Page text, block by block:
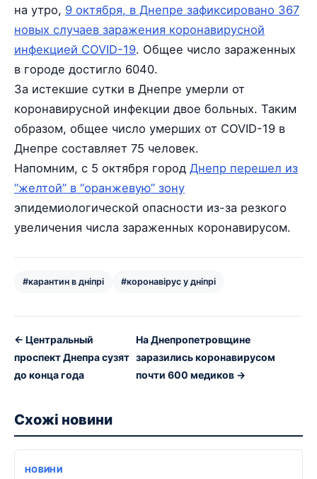
на утро, 9 октября, в Днепре зафиксировано 367
новых случаев заражения коронавирусной
инфекцией COVID-19. Общее число зараженных
в городе достигло 6040.
За истекшие сутки в Днепре умерли от
коронавирусной инфекции двое больных. Таким
образом, общее число умерших от COVID-19 в
Днепре составляет 75 человек.
Напомним, с 5 октября город Днепр перешел из
“желтой” в “оранжевую” зону
эпидемиологической опасности из-за резкого
увеличения числа зараженных коронавирусом.
#карантин в дніпрі #коронавірус у дніпрі
← Центральный
проспект Днепра сузят
до конца года
На Днепропетровщине
заразились коронавирусом
почти 600 медиков →
Схожі новини
НОВИНИ